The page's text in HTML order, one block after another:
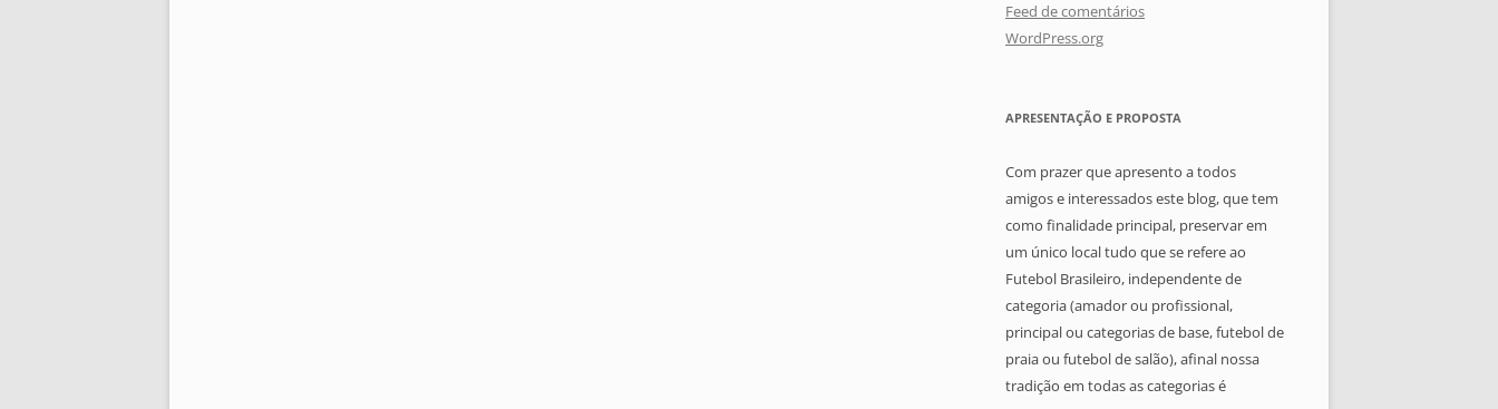
Feed de comentários
WordPress.org
APRESENTAÇÃO E PROPOSTA
Com prazer que apresento a todos
amigos e interessados este blog, que tem
como finalidade principal, preservar em
um único local tudo que se refere ao
Futebol Brasileiro, independente de
categoria (amador ou profissional,
principal ou categorias de base, futebol de
praia ou futebol de salão), afinal nossa
tradição em todas as categorias é